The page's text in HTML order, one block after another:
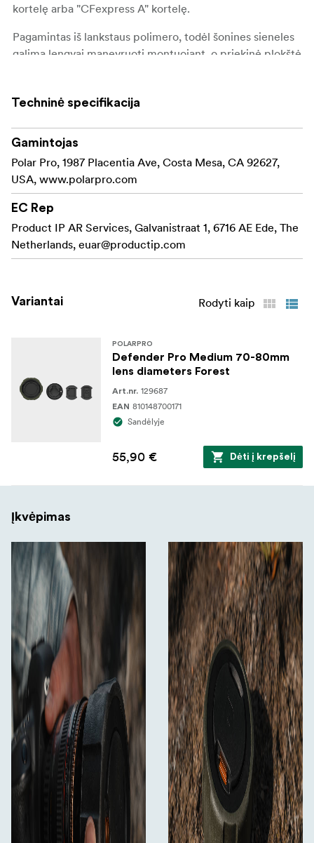
kortelę arba "CFexpress A" kortelę.
Pagamintas iš lankstaus polimero, todėl šonines sieneles
galima lengvai manevruoti montuojant, o priekinė plokštė
saugumą ir ramybę. Galima įsigyti trijų skirtingų nuotykių
Kas yra dėžutėje:
1x "Defender Pro" objektyvo dangtelis
1x "AirTag" įdėklas, 1x SD + "MicroSD" įdėklas
1x CFExpress A įdėklas
Techninė specifikacija
Gamintojas
Polar Pro, 1987 Placentia Ave, Costa Mesa, CA 92627,
USA, www.polarpro.com
EC Rep
Product IP AR Services, Galvanistraat 1, 6716 AE Ede, The
Netherlands, euar@productip.com
Variantai Rodyti kaip
POLARPRO
Defender Pro Medium 70-80mm
lens diameters Forest
Art.nr. 129687
EAN 810148700171
Sandėlyje
55,90 € Dėti į krepšelį
Įkvėpimas